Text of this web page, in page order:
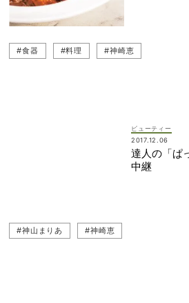
#食器 #料理 #神崎恵
ビューティー
2017.12.06
達人の「ぱ
中継
#神山まりあ #神崎恵